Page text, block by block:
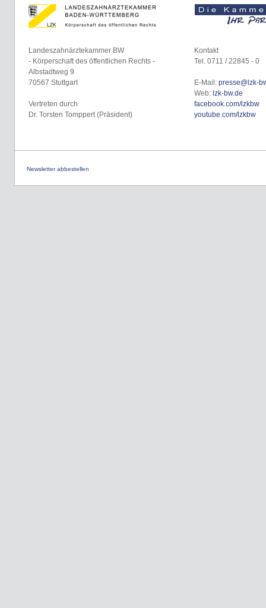
Landeszahnärztekammer BW
- Körperschaft des öffentlichen Rechts -
Albstadtweg 9
70567 Stuttgart
Vertreten durch
Dr. Torsten Tomppert (Präsident)
Kontakt
Tel. 0711 / 22845 - 0
E-Mail: presse@lzk-
Web: lzk-bw.de
facebook.com/lzkbw
youtube.com/lzkbw
Newsletter abbestellen